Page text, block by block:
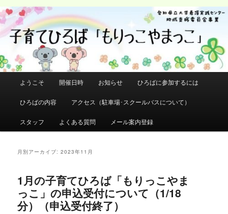
メ
イ
ン
ン
テ
サ
ブ
コ
テ
ン
検
ュ
ようこそ 開催日時 お知らせ ひろばに参加するには
ひろばの内容 アクセス（駐車場･スクールバスについて）
スタッフ よくある質問 メール案内登録
月別アーカイブ:2023年11月
1月の子育てひろば「もりっこやま
っこ」の申込受付について（1/18
分）（申込受付終了）